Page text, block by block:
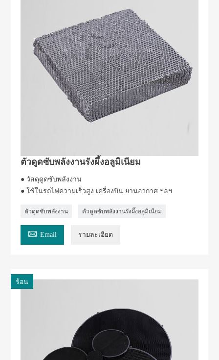
ตัวดูดซับพลังงานรังผึ้งอลูมิเนียม
● วัสดุดูดซับพลังงาน
● ใช้ในรถไฟความเร็วสูง เครื่องบิน ยานอวกาศ ฯลฯ
ตัวดูดซับพลังงาน ตัวดูดซับพลังงานรังผึ้งอลูมิเนียม
 Email รายละเอียด
ร้อน